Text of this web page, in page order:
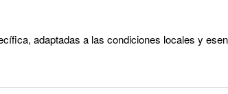
adaptadas a las condiciones locales y